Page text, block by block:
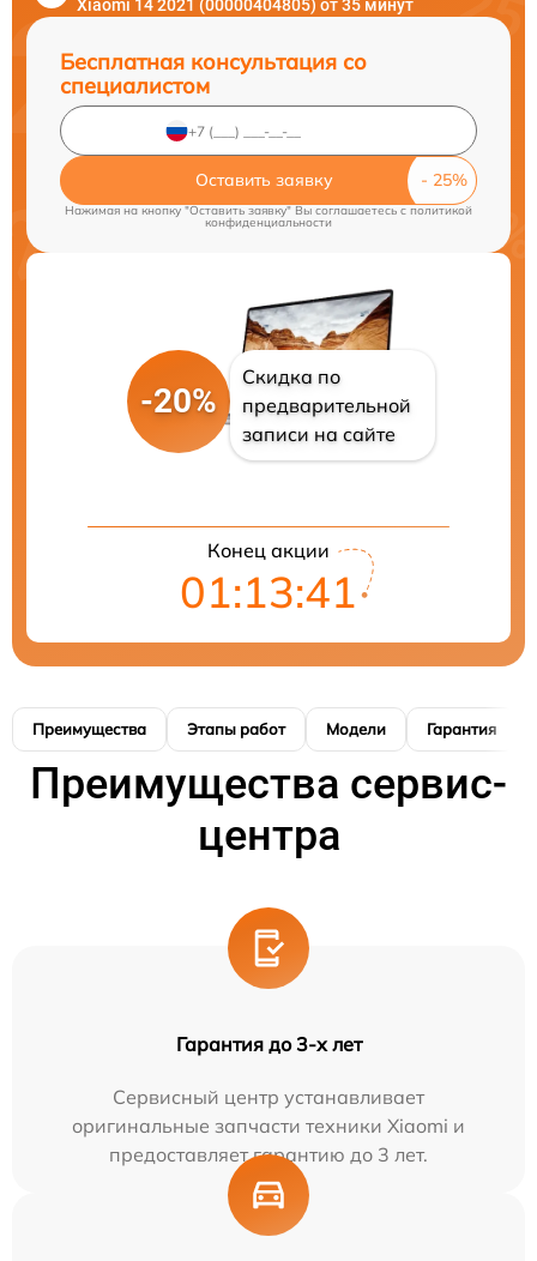
Xiaomi 14 2021 (00000404805) от 35 минут
Бесплатная консультация со
специалистом
Оставить заявку
Нажимая на кнопку "Оставить заявку" Вы соглашаетесь cполитикой
конфиденциальности
-20%
Скидка по
предварительной
записи на сайте
Конец акции
01:13:40
Преимущества Этапы работ Модели Гарантия
Преимущества сервис-
центра
Гарантия до 3-х лет
Сервисный центр устанавливает
оригинальные запчасти техники Xiaomi и
предоставляет гарантию до 3 лет.